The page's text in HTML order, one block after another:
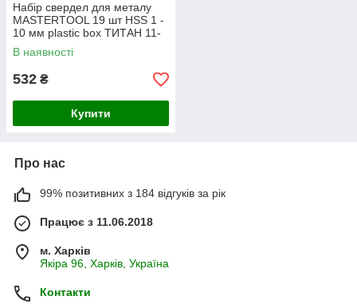
Набір свердел для металу
MASTERTOOL 19 шт HSS 1 -
10 мм plastic box ТИТАН 11-
0219
В наявності
532 ₴
Купити
Про нас
99% позитивних з 184 відгуків за рік
Працює з 11.06.2018
м. Харків
Якіра 96, Харків, Україна
Контакти